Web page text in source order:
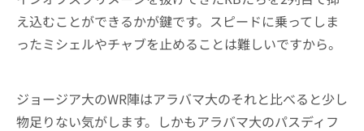
え込むことができるかが鍵です。スピードに乗ってしま
ったミシェルやチャブを止めることは難しいですから。
ジョージア大のWR陣はアラバマ大のそれと比べると少し
物足りない気がします。しかもアラバマ大のパスディフ